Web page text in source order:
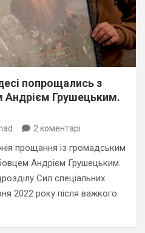
попрощались з
Андрієм Грушецьким.
2 коментарі
прощання із громадським
Андрієм Грушецьким.
Сил спеціальних
2022 року після важкого